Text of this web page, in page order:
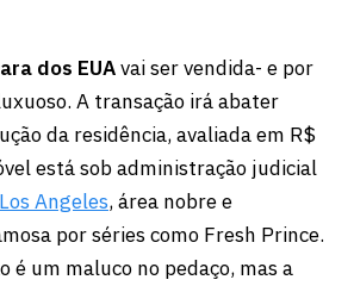
dos EUAvai ser vendida- e por
A transação irá abater
da residência, avaliada em R$
está sob administração judicial
Angeles, área nobre e
por séries como Fresh Prince.
é um maluco no pedaço, mas a